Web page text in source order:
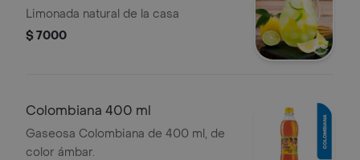
Limonada natural de la casa
$ 7000
Colombiana 400 ml
Gaseosa Colombiana de 400 ml, de
color ámbar.